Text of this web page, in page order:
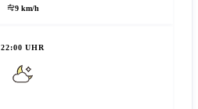
9 km/h
22:00 UHR